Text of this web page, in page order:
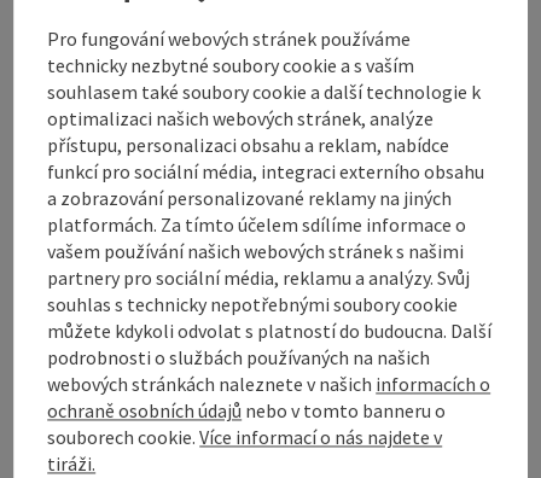
Bezbariérovost
Označit příspěvek
přejít na poznámky
Vytvořit PDF
Vytisknout
příspěvek
V okolí
powered byTOURDATA Navrhnout změnu
Pro fungování webových stránek používáme
technicky nezbytné soubory cookie a s vaším
souhlasem také soubory cookie a další technologie k
optimalizaci našich webových stránek, analýze
přístupu, personalizaci obsahu a reklam, nabídce
funkcí pro sociální média, integraci externího obsahu
a zobrazování personalizované reklamy na jiných
platformách. Za tímto účelem sdílíme informace o
vašem používání našich webových stránek s našimi
partnery pro sociální média, reklamu a analýzy. Svůj
souhlas s technicky nepotřebnými soubory cookie
můžete kdykoli odvolat s platností do budoucna. Další
podrobnosti o službách používaných na našich
webových stránkách naleznete v našich informacích o
ochraně osobních údajů nebo v tomto banneru o
souborech cookie.Více informací o nás najdete v
tiráži.